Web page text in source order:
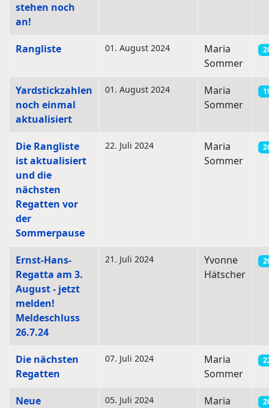
stehen noch
an!
Rangliste 01. August 2024
Maria
Sommer
Yardstickzahlen
noch einmal
aktualisiert
01. August 2024
Maria
Sommer
Die Rangliste
ist aktualisiert
und die
nächsten
Regatten vor
der
Sommerpause
22. Juli 2024
Maria
Sommer
Ernst-Hans-
Regatta am 3.
August - jetzt
melden!
Meldeschluss
26.7.24
21. Juli 2024
Yvonne
Hätscher
Die nächsten
Regatten
07. Juli 2024
Maria
Sommer
Neue
05. Juli 2024
Maria